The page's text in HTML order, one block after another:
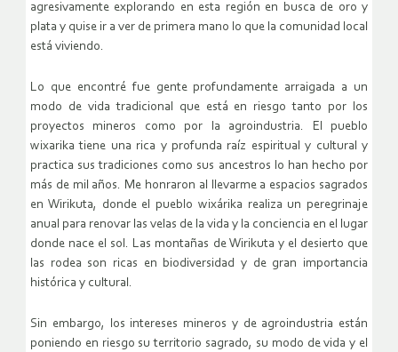
agresivamente explorando en esta región en busca de oro y
plata y quise ir a ver de primera mano lo que la comunidad local
está viviendo.
Lo que encontré fue gente profundamente arraigada a un
modo de vida tradicional que está en riesgo tanto por los
proyectos mineros como por la agroindustria. El pueblo
wixarika tiene una rica y profunda raíz espiritual y cultural y
practica sus tradiciones como sus ancestros lo han hecho por
más de mil años. Me honraron al llevarme a espacios sagrados
en Wirikuta, donde el pueblo wixárika realiza un peregrinaje
anual para renovar las velas de la vida y la conciencia en el lugar
donde nace el sol. Las montañas de Wirikuta y el desierto que
las rodea son ricas en biodiversidad y de gran importancia
histórica y cultural.
Sin embargo, los intereses mineros y de agroindustria están
poniendo en riesgo su territorio sagrado, su modo de vida y el